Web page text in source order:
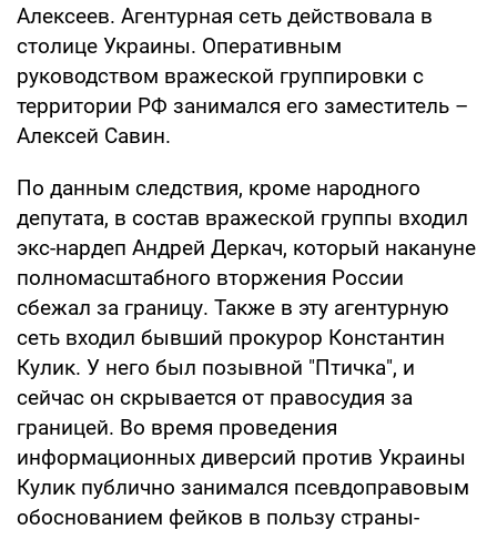
Алексеев. Агентурная сеть действовала в
столице Украины. Оперативным
руководством вражеской группировки с
территории РФ занимался его заместитель –
Алексей Савин.
По данным следствия, кроме народного
депутата, в состав вражеской группы входил
экс-нардеп Андрей Деркач, который накануне
полномасштабного вторжения России
сбежал за границу. Также в эту агентурную
сеть входил бывший прокурор Константин
Кулик. У него был позывной "Птичка", и
сейчас он скрывается от правосудия за
границей. Во время проведения
информационных диверсий против Украины
Кулик публично занимался псевдоправовым
обоснованием фейков в пользу страны-